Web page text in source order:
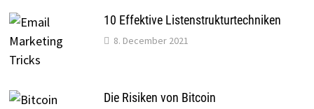
10 Effektive Listenstrukturtechniken
8. December 2021
Die Risiken von Bitcoin